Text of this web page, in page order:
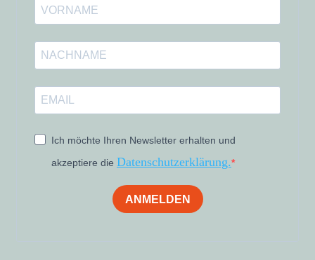
Ich möchte Ihren Newsletter erhalten und
akzeptiere die Datenschutzerklärung.
ANMELDEN